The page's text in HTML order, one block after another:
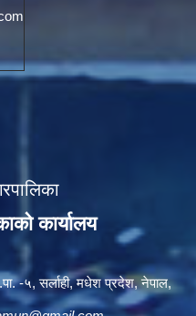
कार्यालय
न.पा. -५, सर्लाही, मधेश प्रदेश, नेपाल,